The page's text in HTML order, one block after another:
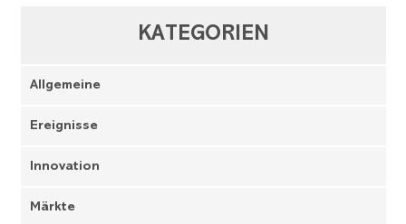
KATEGORIEN
Allgemeine
Ereignisse
Innovation
Märkte